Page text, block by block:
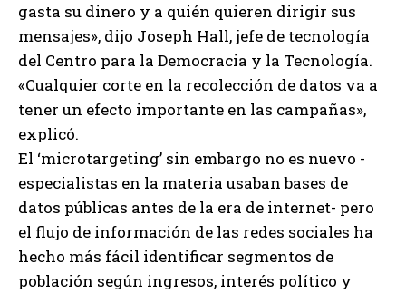
gasta su dinero y a quién quieren dirigir sus
mensajes», dijo Joseph Hall, jefe de tecnología
del Centro para la Democracia y la Tecnología.
«Cualquier corte en la recolección de datos va a
tener un efecto importante en las campañas»,
explicó.
El ‘microtargeting’ sin embargo no es nuevo -
especialistas en la materia usaban bases de
datos públicas antes de la era de internet- pero
el flujo de información de las redes sociales ha
hecho más fácil identificar segmentos de
población según ingresos, interés político y